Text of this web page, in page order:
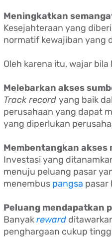
Meningkatkan
Kesejahteraan yang
normatif kewajiban yang
Oleh karena itu, wajar
Melebarkan akses
Track record yang baik
perusahaan yang dapat
yang diperlukan
Membentangkan akses
Investasi yang
menuju peluang pasar
menembuspangsa pasar
Peluang mendapatkan
Banyakreward
penghargaan cukup